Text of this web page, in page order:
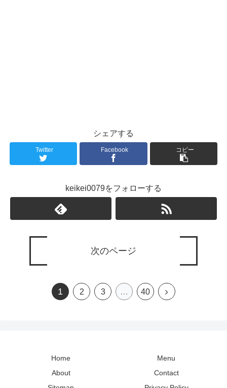
シェアする
Twitter Facebook コピー
keikei0079をフォローする
次のページ
1 2 3 … 40
Home
Menu
About
Contact